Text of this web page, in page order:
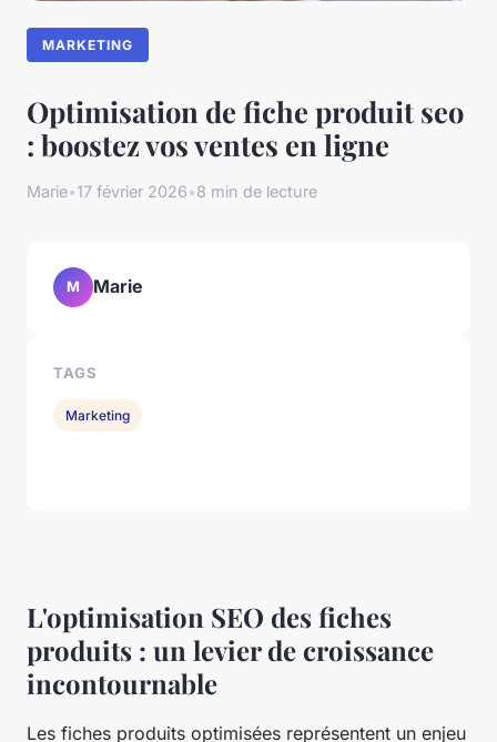
MARKETING
Optimisation de fiche produit seo
: boostez vos ventes en ligne
Marie•17 février 2026•8 min de lecture
L'optimisation SEO des fiches
produits : un levier de croissance
incontournable
Les fiches produits optimisées représentent un enjeu
M Marie
TAGS
Marketing